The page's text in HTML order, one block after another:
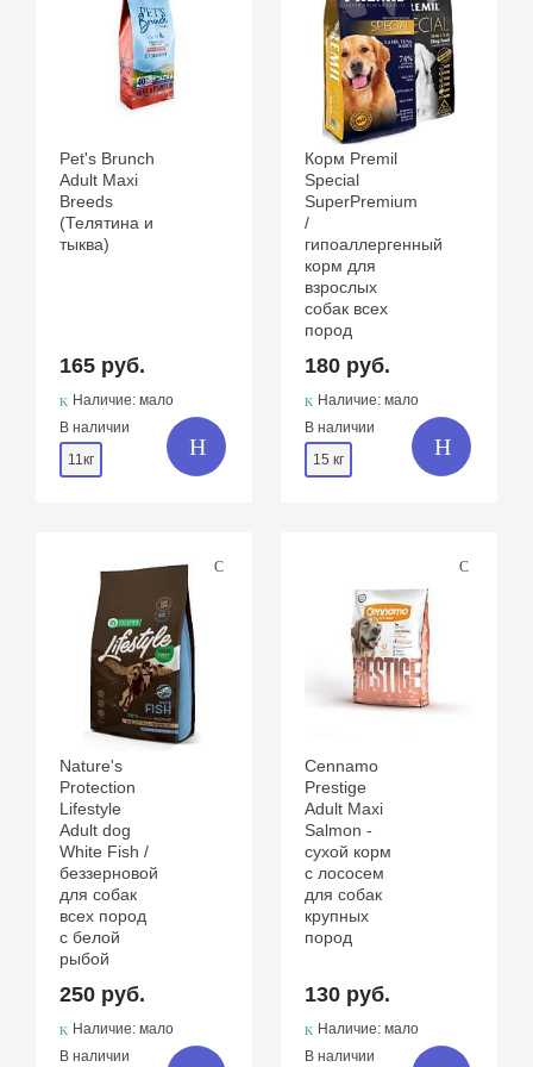
Pet's Brunch
Adult Maxi
Breeds
(Телятина и
тыква)
165 руб.
Наличие: мало
В наличии
11кг
Корм Premil
Special
SuperPremium
/
гипоаллергенный
корм для
взрослых
собак всех
пород
180 руб.
Наличие: мало
В наличии
15 кг
Nature's
Protection
Lifestyle
Adult dog
White Fish /
беззерновой
для собак
всех пород
с белой
рыбой
250 руб.
Наличие: мало
В наличии
Cennamo
Prestige
Adult Maxi
Salmon -
сухой корм
с лососем
для собак
крупных
пород
130 руб.
Наличие: мало
В наличии